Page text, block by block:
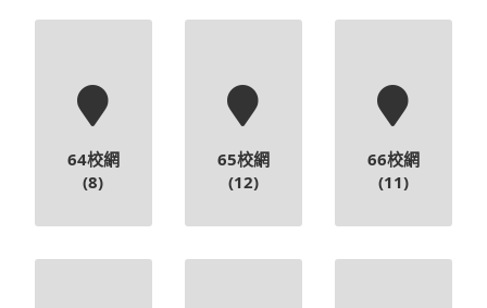
64校網
(8)
65校網
(12)
66校網
(11)